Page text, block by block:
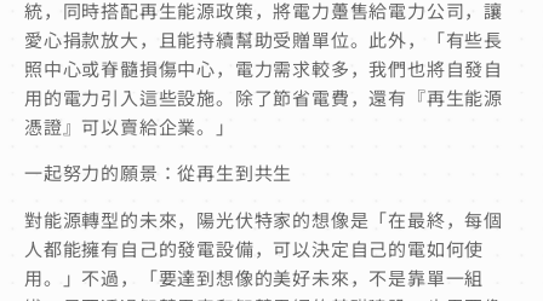
統，同時搭配再生能源政策，將電力躉售給電力公司，讓
愛心捐款放大，且能持續幫助受贈單位。此外，「有些長
照中心或脊髓損傷中心，電力需求較多，我們也將自發自
用的電力引入這些設施。除了節省電費，還有『再生能源
憑證』可以賣給企業。」
一起努力的願景：從再生到共生
對能源轉型的未來，陽光伏特家的想像是「在最終，每個
人都能擁有自己的發電設備，可以決定自己的電如何使
用。」不過，「要達到想像的美好未來，不是靠單一組